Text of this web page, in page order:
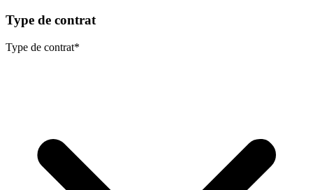
Type de contrat
Type de contrat*